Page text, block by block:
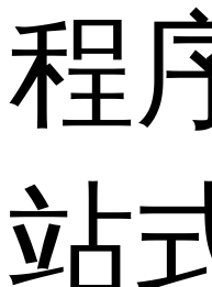
程
站